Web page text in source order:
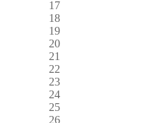
17
18
19
20
21
22
23
24
25
26